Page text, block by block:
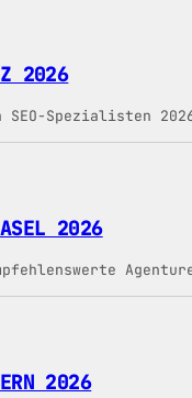
2026
SEO-Spezialisten
2026
2026